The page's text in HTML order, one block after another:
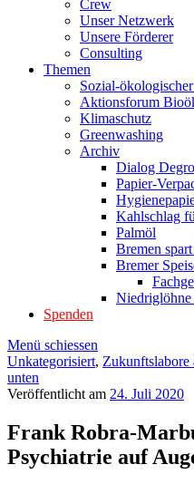
Crew
Unser Netzwerk
Unsere Förderer
Consulting
Themen
Sozial-
Aktionsforum
Klimaschutz
Greenwashing
Archiv
Dialog
Papier-
Kahlschlag
Palmöl
Bremen
Bremer
Spenden
Menü schiessen
Unkategorisiert, Zukunftslabore
unten
Veröffentlicht am 24. Juli 2020
Frank Robra-
Psychiatrie auf